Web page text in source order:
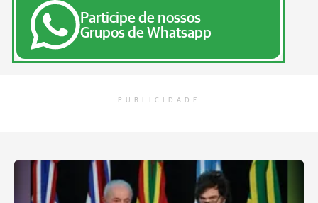
Participe de nossos
Grupos de Whatsapp
PUBLICIDADE